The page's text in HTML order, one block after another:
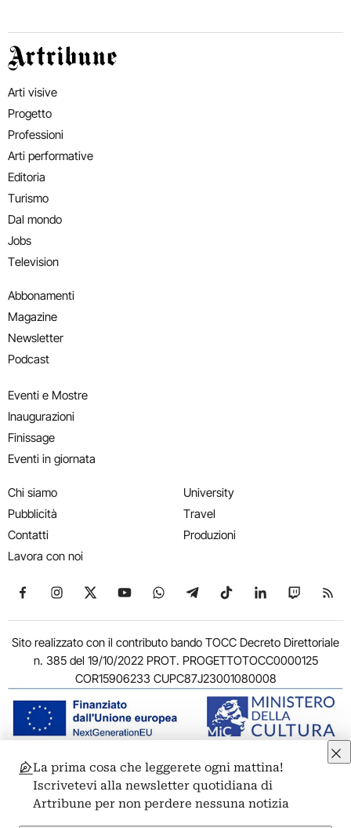
Artribune
Arti visive
Progetto
Professioni
Arti performative
Editoria
Turismo
Dal mondo
Jobs
Television
Abbonamenti
Magazine
Newsletter
Podcast
Eventi e Mostre
Inaugurazioni
Finissage
Eventi in giornata
Chi siamo
Pubblicità
Contatti
Lavora con noi
University
Travel
Produzioni
Seguici su Facebook
Seguici su Instagram
Seguici su X
Seguici su YouTube
Seguici su WhatsApp
Seguici su Telegram
Seguici su TikTok
Seguici su
Seguici
Sito realizzato con il contributo bando TOCC Decreto Direttoriale
n. 385 del 19/10/2022 PROT. PROGETTOTOCC0000125
COR15906233 CUPC87J23001080008
© 2011-2026 ARTRIBUNE srl – Corso Vittorio Emanuele II, 287 –
00186 Roma - P.I. 11381581005
Privacy: Responsabile della protezione dei dati personali
La prima cosa che leggerete ogni mattina!
Iscrivetevi alla newsletter quotidiana di
Artribune per non perdere nessuna notizia